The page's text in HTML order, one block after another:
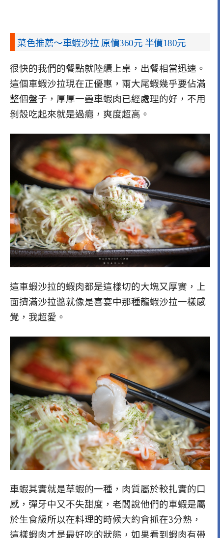
菜色推薦～車蝦沙拉 原價360元 半價180元
很快的我們的餐點就陸續上桌，出餐相當迅速。
這個車蝦沙拉現在正優惠，兩大尾蝦幾乎要佔滿
整個盤子，厚厚一疊車蝦肉已經處理的好，不用
剝殼吃起來就是過癮，爽度超高。
這車蝦沙拉的蝦肉都是這樣切的大塊又厚實，上
面擠滿沙拉醬就像是喜宴中那種龍蝦沙拉一樣感
覺，我超愛。
車蝦其實就是草蝦的一種，肉質屬於較扎實的口
感，彈牙中又不失甜度，老闆說他們的車蝦是屬
於生食級所以在料理的時候大約會抓在3分熟，
這樣蝦肉才是最好吃的狀態，如果看到蝦肉有帶